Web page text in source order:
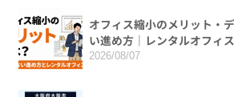
オフィス縮小のメリット・
い進め方｜レンタルオフィ
2026/08/07